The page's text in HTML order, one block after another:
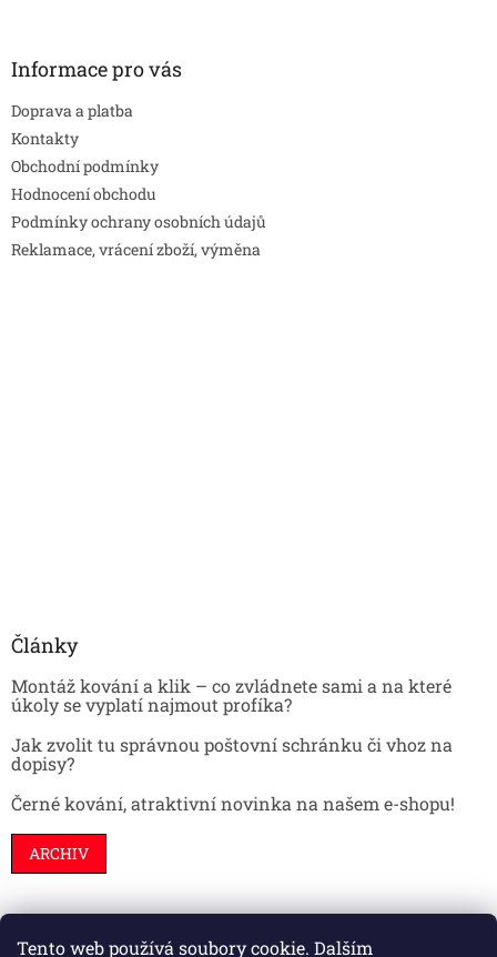
Tento web používá soubory cookie. Dalším
Informace pro vás
Doprava a platba
Kontakty
Obchodní podmínky
Hodnocení obchodu
Podmínky ochrany osobních údajů
Reklamace, vrácení zboží, výměna
Články
Montáž kování a klik – co zvládnete sami a na které
úkoly se vyplatí najmout profíka?
Jak zvolit tu správnou poštovní schránku či vhoz na
dopisy?
Černé kování, atraktivní novinka na našem e-shopu!
ARCHIV
Stavební pouzdra Interiéry Dveře